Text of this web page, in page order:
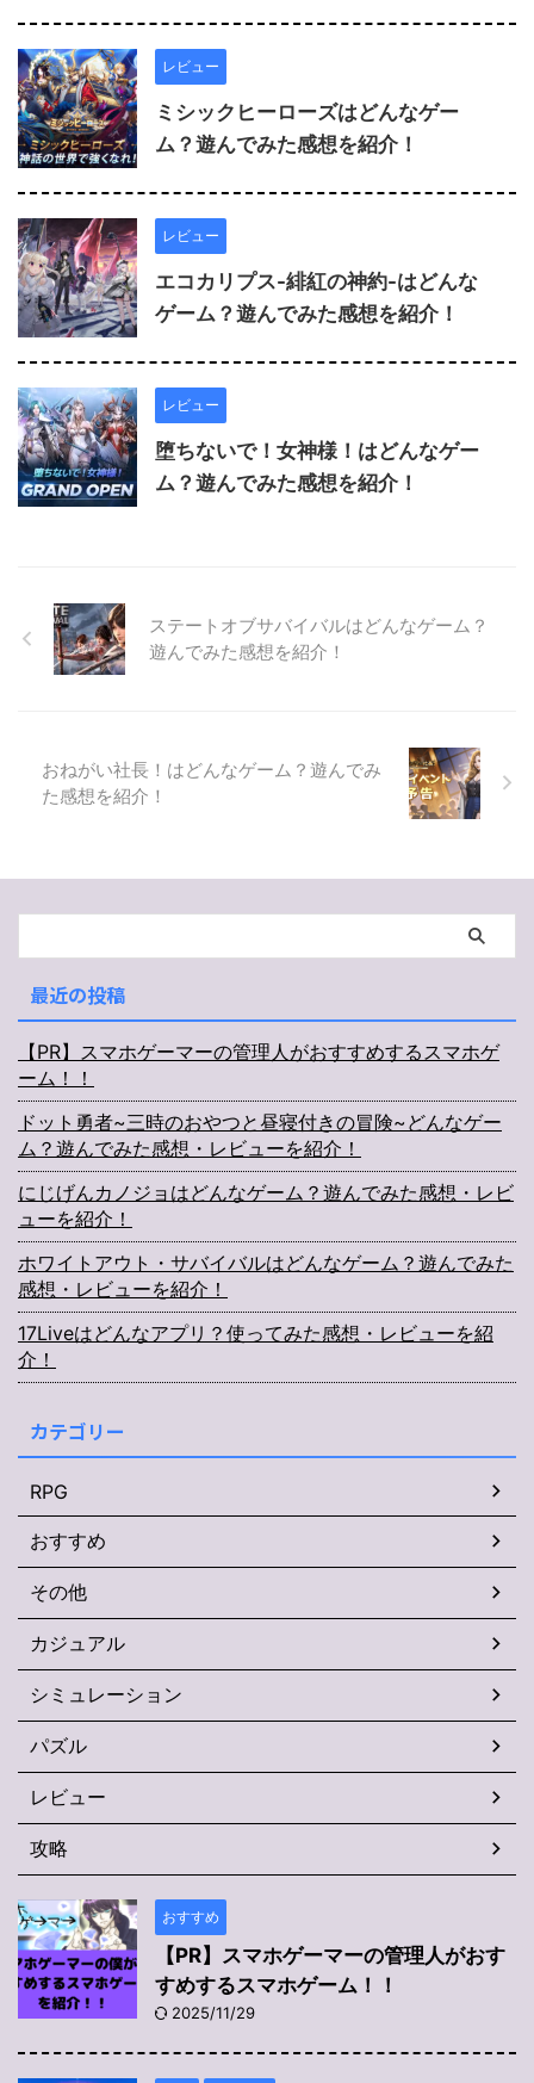
レビュー
ミシックヒーローズはどんなゲー
ム？遊んでみた感想を紹介！
レビュー
エコカリプス-緋紅の神約-はどんな
ゲーム？遊んでみた感想を紹介！
レビュー
堕ちないで！女神様！はどんなゲー
ム？遊んでみた感想を紹介！
ステートオブサバイバルはどんなゲーム？
遊んでみた感想を紹介！
おねがい社長！はどんなゲーム？遊んでみ
た感想を紹介！
最近の投稿
【PR】スマホゲーマーの管理人がおすすめするスマホゲ
ーム！！
ドット勇者~三時のおやつと昼寝付きの冒険~どんなゲー
ム？遊んでみた感想・レビューを紹介！
にじげんカノジョはどんなゲーム？遊んでみた感想・レビ
ューを紹介！
ホワイトアウト・サバイバルはどんなゲーム？遊んでみた
感想・レビューを紹介！
17Liveはどんなアプリ？使ってみた感想・レビューを紹
介！
カテゴリー
RPG
おすすめ
その他
カジュアル
シミュレーション
パズル
レビュー
攻略
おすすめ
【PR】スマホゲーマーの管理人がおす
すめするスマホゲーム！！
2025/11/29